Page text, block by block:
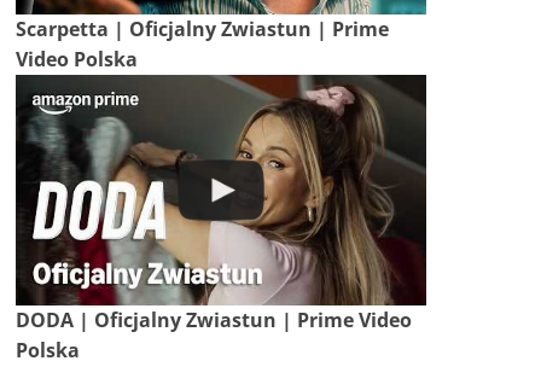
Scarpetta | Oficjalny Zwiastun | Prime
Video Polska
DODA | Oficjalny Zwiastun | Prime Video
Polska